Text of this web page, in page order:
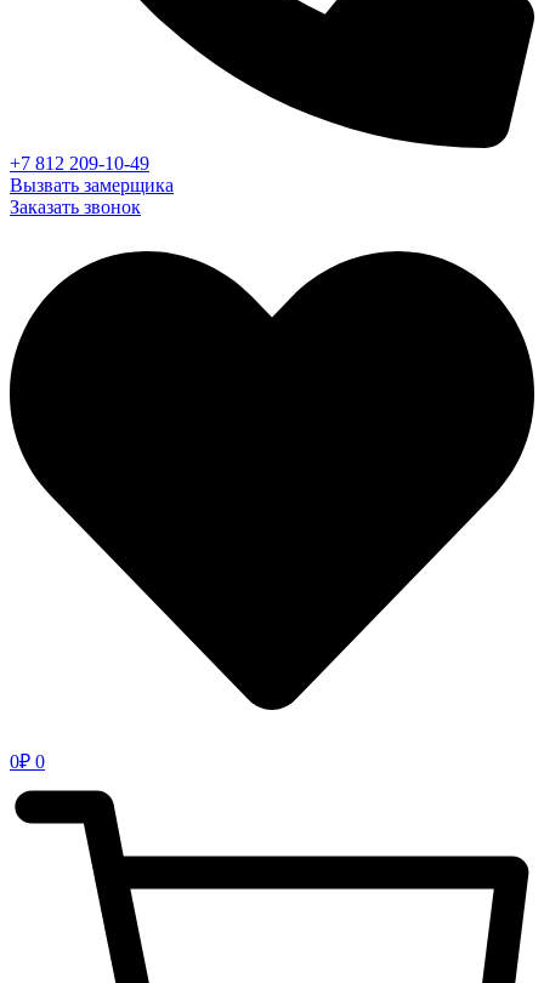
+7 812 209-10-49
Вызвать замерщика
Заказать звонок
0₽ 0